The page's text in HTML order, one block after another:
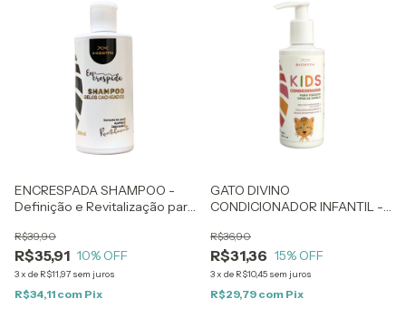
ENCRESPADA SHAMPOO -
Definição e Revitalização para
R$35,91
R$39,90
10% OFF
3x de R$11,97 sem juros
R$34,11 com Pix
GATO DIVINO
CONDICIONADOR INFANTIL -
200ml
R$31,36
R$36,90
15% OFF
3x de R$10,45 sem juros
R$29,79 com Pix